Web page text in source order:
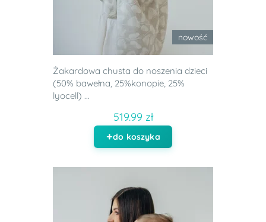
nowość
Żakardowa chusta do noszenia dzieci
(50% bawełna, 25%konopie, 25%
lyocell) ...
519.99 zł
do koszyka